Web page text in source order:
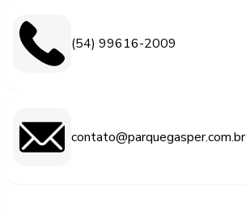
(54) 99616-2009
contato@parquegasper.com.br